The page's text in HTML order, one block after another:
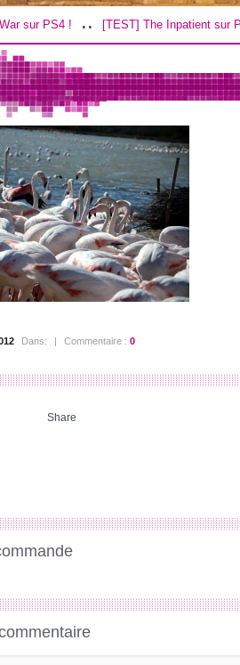
! .. [TEST] The Inpatient sur PS4 / VR !
Dans: Commentaire : 0
Share